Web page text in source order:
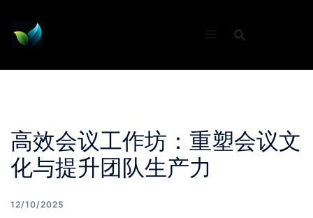
content
高效会议工作坊：重塑会议文
化与提升团队生产力
12/10/2025